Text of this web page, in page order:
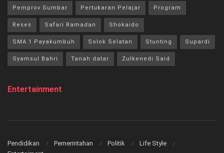
Pemprov Sumbar Pertukaran Pelajar Program
Reses Safari Ramadan Shokaido
SMA 1 Payakumbuh Solok Selatan Stunting Supardi
Syamsul Bahri Tanah datar Zulkenedi Said
Entertainment
Pendidikan Pemerintahan Politik
Life Style